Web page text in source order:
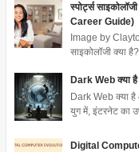
स्पोर्ट्स
Career Guide)
Image by
साइकोलॉजी क्या
Dark Web क्या
Dark Web क्या
युग में, इंटरनेट का
Digital